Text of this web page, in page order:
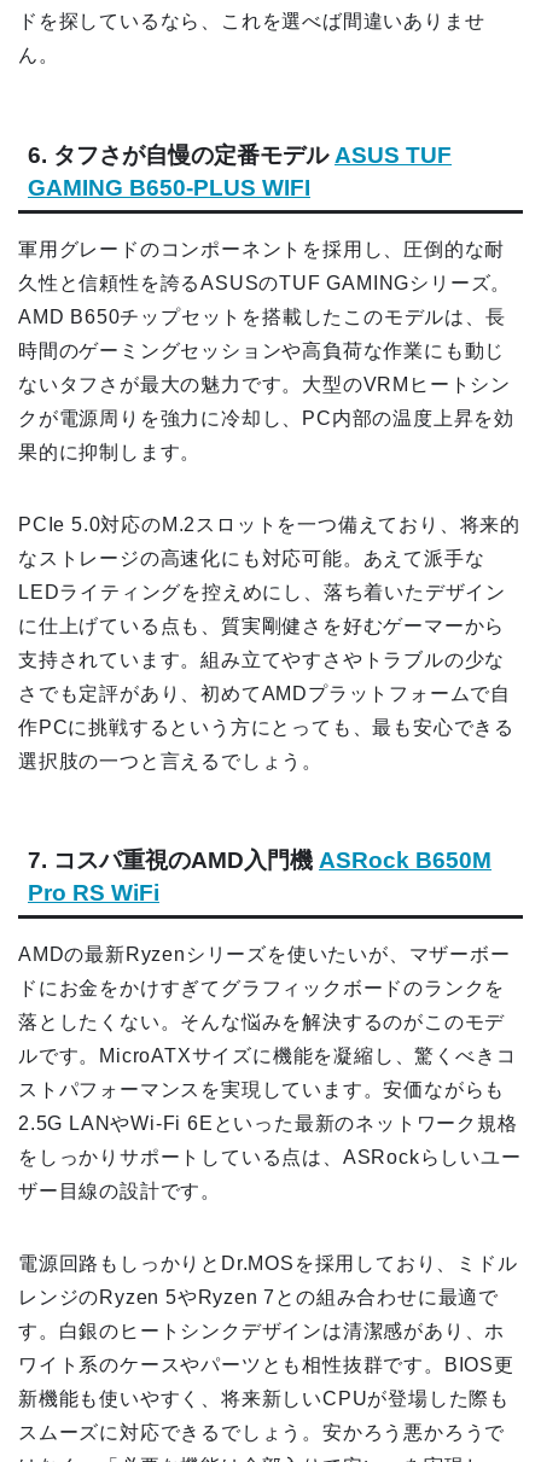
ドを探しているなら、これを選べば間違いありませ
ん。
6. タフさが自慢の定番モデル ASUS TUF
GAMING B650-PLUS WIFI
軍用グレードのコンポーネントを採用し、圧倒的な耐
久性と信頼性を誇るASUSのTUF GAMINGシリーズ。
AMD B650チップセットを搭載したこのモデルは、長
時間のゲーミングセッションや高負荷な作業にも動じ
ないタフさが最大の魅力です。大型のVRMヒートシン
クが電源周りを強力に冷却し、PC内部の温度上昇を効
果的に抑制します。
PCIe 5.0対応のM.2スロットを一つ備えており、将来的
なストレージの高速化にも対応可能。あえて派手な
LEDライティングを控えめにし、落ち着いたデザイン
に仕上げている点も、質実剛健さを好むゲーマーから
支持されています。組み立てやすさやトラブルの少な
さでも定評があり、初めてAMDプラットフォームで自
作PCに挑戦するという方にとっても、最も安心できる
選択肢の一つと言えるでしょう。
7. コスパ重視のAMD入門機 ASRock B650M
Pro RS WiFi
AMDの最新Ryzenシリーズを使いたいが、マザーボー
ドにお金をかけすぎてグラフィックボードのランクを
落としたくない。そんな悩みを解決するのがこのモデ
ルです。MicroATXサイズに機能を凝縮し、驚くべきコ
ストパフォーマンスを実現しています。安価ながらも
2.5G LANやWi-Fi 6Eといった最新のネットワーク規格
をしっかりサポートしている点は、ASRockらしいユー
ザー目線の設計です。
電源回路もしっかりとDr.MOSを採用しており、ミドル
レンジのRyzen 5やRyzen 7との組み合わせに最適で
す。白銀のヒートシンクデザインは清潔感があり、ホ
ワイト系のケースやパーツとも相性抜群です。BIOS更
新機能も使いやすく、将来新しいCPUが登場した際も
スムーズに対応できるでしょう。安かろう悪かろうで